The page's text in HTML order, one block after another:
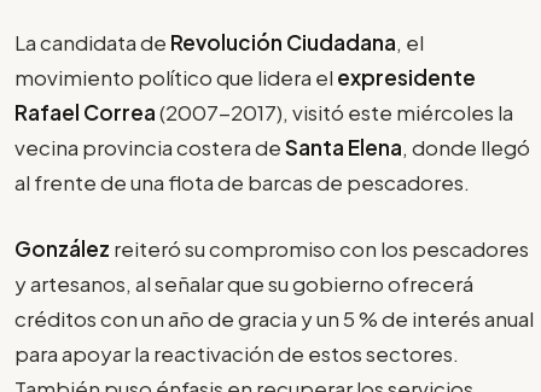
La candidata de Revolución Ciudadana, el
movimiento político que lidera el expresidente
Rafael Correa(2007-2017), visitó este miércoles la
vecina provincia costera deSanta Elena, donde llegó
al frente de una flota de barcas de pescadores.
González reiteró su compromiso con los pescadores
y artesanos, al señalar que su gobierno ofrecerá
créditos con un año de gracia y un 5 % de interés anual
para apoyar la reactivación de estos sectores.